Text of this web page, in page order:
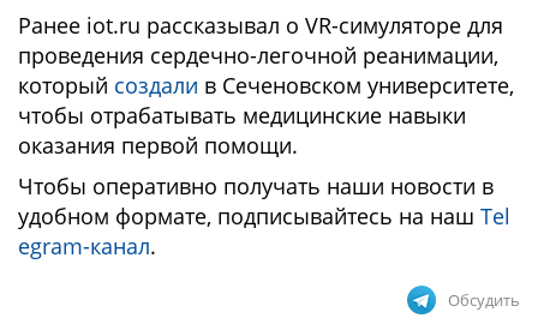
Ранее iot.ru рассказывал о VR-симуляторе для
проведения сердечно-легочной реанимации,
который создали в Сеченовском университете,
чтобы отрабатывать медицинские навыки
оказания первой помощи.
Чтобы оперативно получать наши новости в
удобном формате, подписывайтесь на наш Tel
egram-канал.
Обсудить